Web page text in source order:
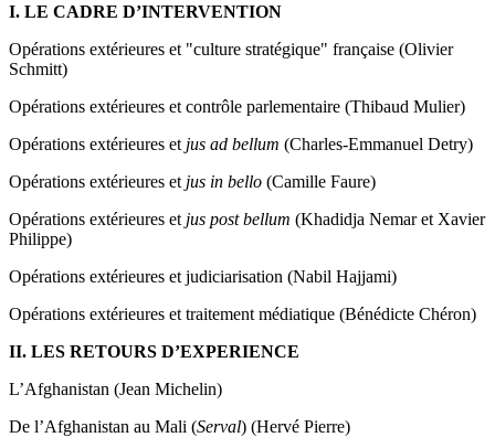
I. LE CADRE D’INTERVENTION
Opérations extérieures et "culture stratégique" française (Olivier
Schmitt)
Opérations extérieures et contrôle parlementaire (Thibaud Mulier)
Opérations extérieures et jus ad bellum (Charles-Emmanuel Detry)
Opérations extérieures et jus in bello (Camille Faure)
Opérations extérieures et jus post bellum (Khadidja Nemar et Xavier
Philippe)
Opérations extérieures et judiciarisation (Nabil Hajjami)
Opérations extérieures et traitement médiatique (Bénédicte Chéron)
II. LES RETOURS D’EXPERIENCE
L’Afghanistan (Jean Michelin)
De l’Afghanistan au Mali (Serval) (Hervé Pierre)